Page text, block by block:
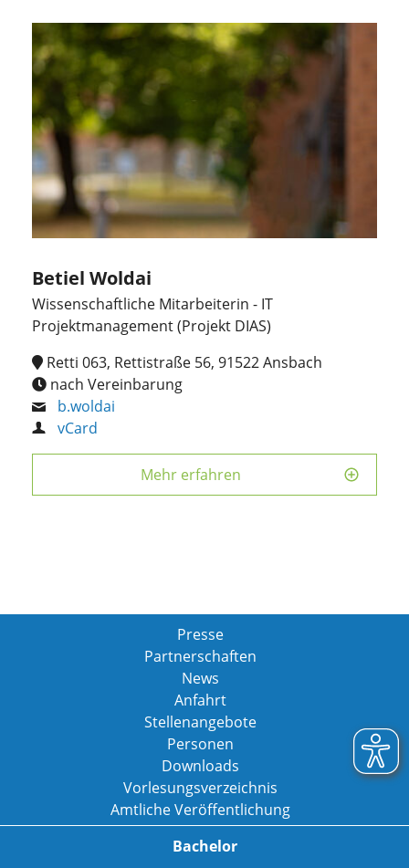
Betiel Woldai
Wissenschaftliche Mitarbeiterin - IT
Projektmanagement (Projekt DIAS)
Retti 063, Rettistraße 56, 91522 Ansbach
nach Vereinbarung
b.woldai
vCard
Mehr erfahren
Presse
Partnerschaften
News
Anfahrt
Stellenangebote
Personen
Downloads
Vorlesungsverzeichnis
Amtliche Veröffentlichung
Bachelor